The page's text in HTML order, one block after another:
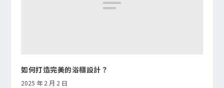
如何打造完美的浴櫃設計？
2025 年 2 月 2 日